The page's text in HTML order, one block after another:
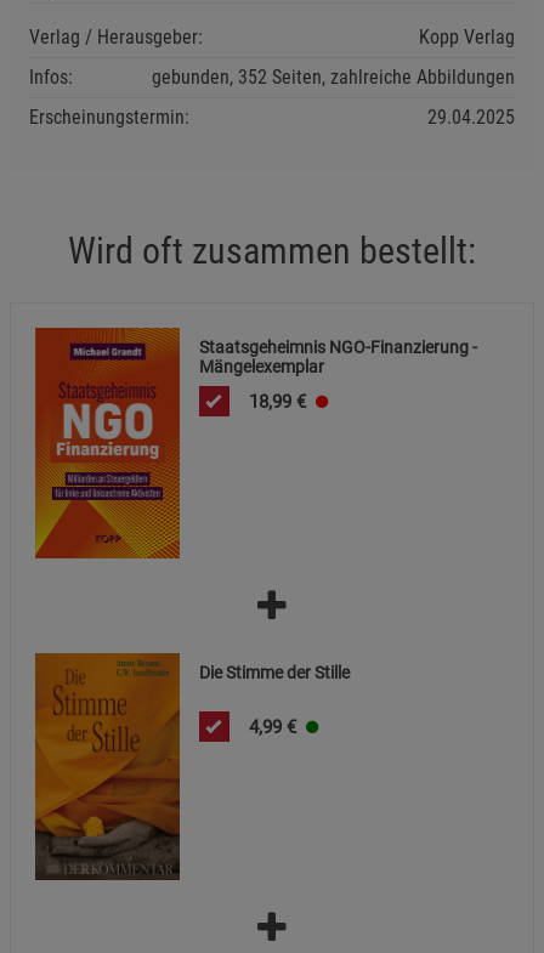
Verlag / Herausgeber:
Kopp Verlag
Infos:
gebunden, 352 Seiten, zahlreiche Abbildungen
Erscheinungstermin:
29.04.2025
Wird oft zusammen bestellt:
Staatsgeheimnis NGO-Finanzierung -
Mängelexemplar
18,99 €
Die Stimme der Stille
4,99 €